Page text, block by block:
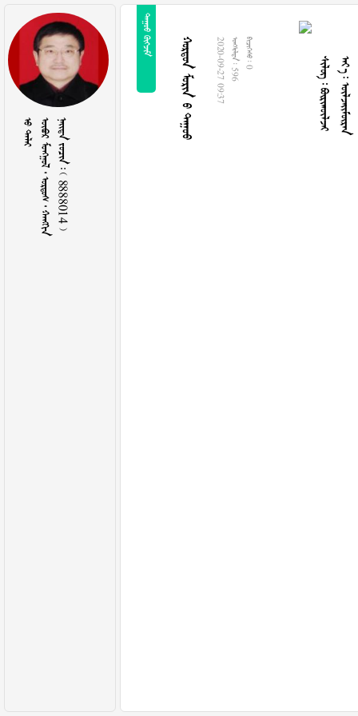
           8888014 
 
   2020-09-27 09:37  596  0     